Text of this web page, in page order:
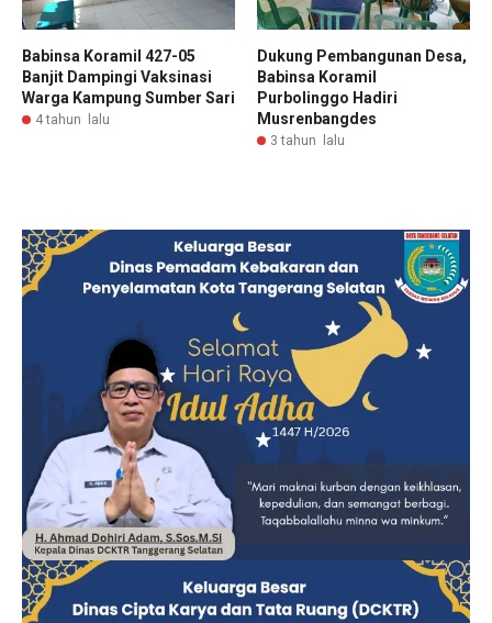
Babinsa Koramil 427-05
Banjit Dampingi Vaksinasi
Warga Kampung Sumber Sari
4 tahun lalu
Dukung Pembangunan Desa,
Babinsa Koramil
Purbolinggo Hadiri
Musrenbangdes
3 tahun lalu